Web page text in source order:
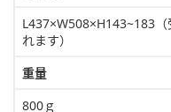
L437×W508×H143~183
れます）
重量
800ｇ